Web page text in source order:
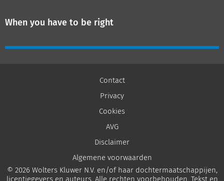
When you have to be right
Contact
Privacy
Cookies
AVG
Disclaimer
Algemene voorwaarden
© 2026 Wolters Kluwer N.V. en/of haar dochtermaatschappijen,
licentiegevers en auteurs. Alle rechten voorbehouden. Tekst en